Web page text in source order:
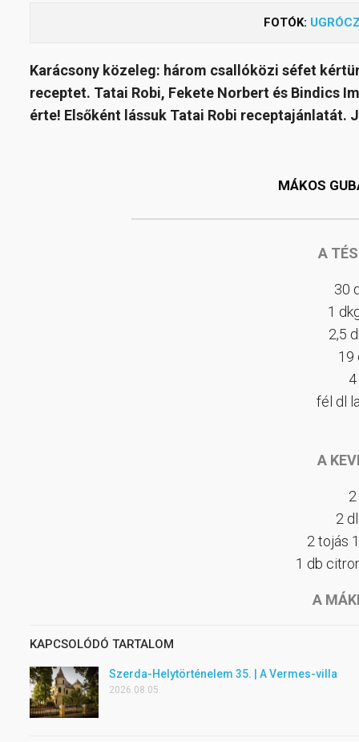
FOTÓK:
Karácsony közeleg: három csallóközi séfet
receptet. Tatai Robi, Fekete Norbert és Bindics
érte! Elsőként lássuk Tatai Robi receptajánlatát.
MÁKOS
A
30
1
2,5
19
fél dl
A
2
2 tojás
1 db
A
KAPCSOLÓDÓ TARTALOM
Szerda-Helytörténelem 35. | A Vermes-villa
2026.08.05.